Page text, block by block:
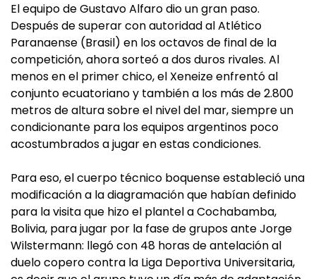
El equipo de Gustavo Alfaro dio un gran paso.
Después de superar con autoridad al Atlético
Paranaense (Brasil) en los octavos de final de la
competición, ahora sorteó a dos duros rivales. Al
menos en el primer chico, el Xeneize enfrentó al
conjunto ecuatoriano y también a los más de 2.800
metros de altura sobre el nivel del mar, siempre un
condicionante para los equipos argentinos poco
acostumbrados a jugar en estas condiciones.
Para eso, el cuerpo técnico boquense estableció una
modificación a la diagramación que habían definido
para la visita que hizo el plantel a Cochabamba,
Bolivia, para jugar por la fase de grupos ante Jorge
Wilstermann: llegó con 48 horas de antelación al
duelo copero contra la Liga Deportiva Universitaria,